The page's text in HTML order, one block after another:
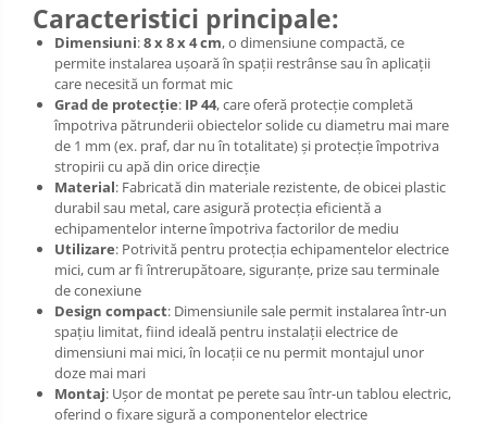
Caracteristici principale:
Dimensiuni:8 x 8 x 4 cm, o dimensiune compactă, ce
permite instalarea ușoară în spații restrânse sau în aplicații
care necesită un format mic
Grad de protecție: IP 44, care oferă protecție completă
împotriva pătrunderii obiectelor solide cu diametru mai mare
de 1 mm (ex. praf, dar nu în totalitate) și protecție împotriva
stropirii cu apă din orice direcție
Material: Fabricată din materiale rezistente, de obicei plastic
durabil sau metal, care asigură protecția eficientă a
echipamentelor interne împotriva factorilor de mediu
Utilizare: Potrivită pentru protecția echipamentelor electrice
mici, cum ar fi întrerupătoare, siguranțe, prize sau terminale
de conexiune
Design compact: Dimensiunile sale permit instalarea într-un
spațiu limitat, fiind ideală pentru instalații electrice de
dimensiuni mai mici, în locații ce nu permit montajul unor
doze mai mari
Montaj: Ușor de montat pe perete sau într-un tablou electric,
oferind o fixare sigură a componentelor electrice